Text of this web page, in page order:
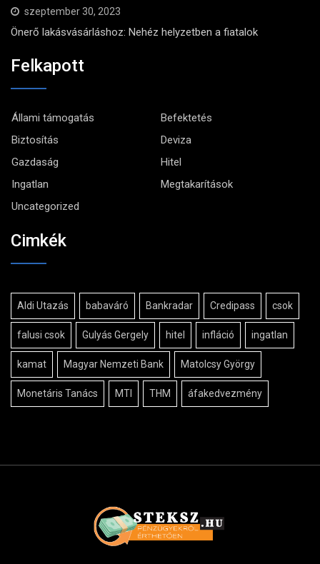
szeptember 30, 2023
Önerő lakásvásárláshoz: Nehéz helyzetben a fiatalok
Felkapott
Állami támogatás
Befektetés
Biztosítás
Deviza
Gazdaság
Hitel
Ingatlan
Megtakarítások
Uncategorized
Cimkék
Aldi Utazás babaváró Bankradar Credipass csok
falusi csok Gulyás Gergely hitel infláció ingatlan
kamat Magyar Nemzeti Bank Matolcsy György
Monetáris Tanács MTI THM áfakedvezmény